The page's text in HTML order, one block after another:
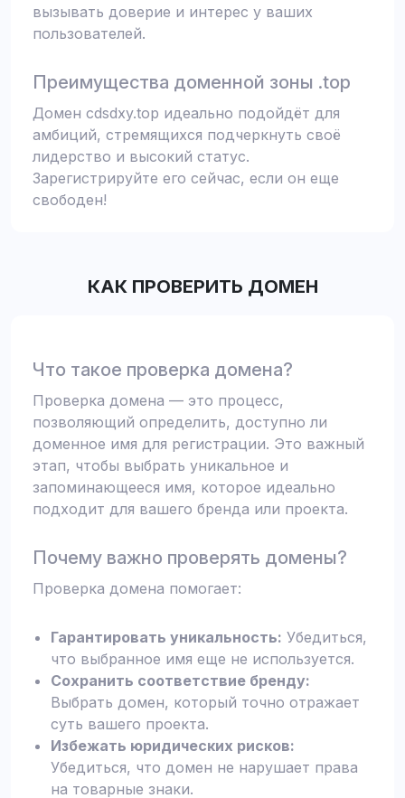
вызывать доверие и интерес у ваших
пользователей.
Преимущества доменной зоны .top
Домен cdsdxy.top идеально подойдёт для
амбиций, стремящихся подчеркнуть своё
лидерство и высокий статус.
Зарегистрируйте его сейчас, если он еще
свободен!
КАК ПРОВЕРИТЬ ДОМЕН
Что такое проверка домена?
Проверка домена — это процесс,
позволяющий определить, доступно ли
доменное имя для регистрации. Это важный
этап, чтобы выбрать уникальное и
запоминающееся имя, которое идеально
подходит для вашего бренда или проекта.
Почему важно проверять домены?
Проверка домена помогает:
Гарантировать уникальность: Убедиться,
что выбранное имя еще не используется.
Сохранить соответствие бренду:
Выбрать домен, который точно отражает
суть вашего проекта.
Избежать юридических рисков:
Убедиться, что домен не нарушает права
на товарные знаки.